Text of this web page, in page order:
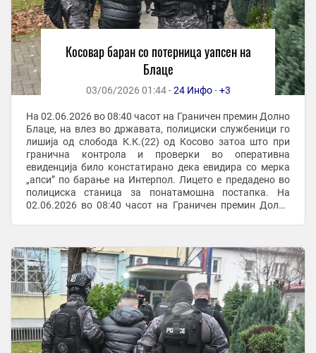
Косовар баран со потерница уапсен на
Блаце
03/06/2026 01:44 -24 Инфо-+3
На 02.06.2026 во 08:40 часот на Граничен премин Долно
Блаце, на влез во државата, полициски службеници го
лишија од слобода К.К.(22) од Косово затоа што при
гранична контрола и проверки во оперативна
евиденција било констатирано дека евидира со мерка
„апси” по барање на Интерпол. Лицето е предадено во
полициска станица за понатамошна постапка. На
02.06.2026 во 08:40 часот на Граничен премин Долно